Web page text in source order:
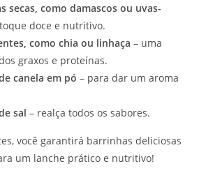
secas, como damascos ou uvas-
doce e nutritivo.
como chia ou linhaça – uma
graxos e proteínas.
canela em pó – para dar um aroma
sal – realça todos os sabores.
você garantirá barrinhas deliciosas
um lanche prático e nutritivo!